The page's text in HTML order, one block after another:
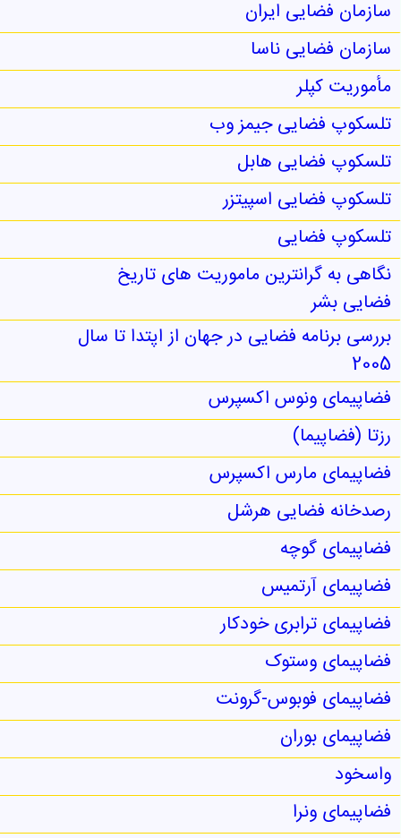
سازمان فضایی ایران
سازمان فضایی ناسا
مأموریت کپلر
تلسکوپ فضایی جیمز وب
تلسکوپ فضایی هابل
تلسکوپ فضایی اسپیتزر
تلسکوپ فضایی
نگاهی به گرانترین ماموریت های تاریخ
فضایی بشر
بررسی برنامه فضایی در جهان از اپتدا تا سال
2005
فضاپیمای ونوس اکسپرس
رزتا (فضاپیما)
فضاپیمای مارس اکسپرس
رصدخانه فضایی هرشل
فضاپیمای گوچه
فضاپیمای آرتمیس
فضاپیمای ترابری خودکار
فضاپیمای وستوک
فضاپیمای فوبوس-گرونت
فضاپیمای بوران
واسخود
فضاپیمای ونرا